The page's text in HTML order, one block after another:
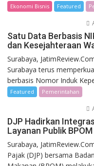
Ekonomi Bisnis Featured
Satu Data Berbasis
dan Kesejahteraan
Surabaya,
Surabaya terus
berbasis Nomor Induk
Featured Pemerintahan
DJP Hadirkan
Layanan Publik BPOM
Surabaya,
Pajak (DJP) bersama